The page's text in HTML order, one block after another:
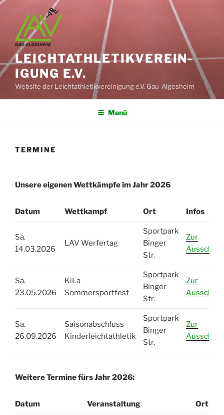
Zum
springen
LEICHT­ATHLETIK­VEREIN­
IGUNG E.V.
Website der Leichtathletikvereinigung e.V. Gau-Algesheim
Menü
TERMINE
Unsere eigenen Wettkämpfe im Jahr 2026
Datum Wettkampf Ort Infos
Sa.
14.03.2026
LAV Werfertag
Sportpark
Binger
Str.
Zur
Sa.
23.05.2026
KiLa
Sommersportfest
Sportpark
Binger
Str.
Zur
Sa.
26.09.2026
Saisonabschluss
Kinderleichtathletik
Sportpark
Binger
Str.
Zur
Weitere Termine fürs Jahr 2026:
Datum Veranstaltung Ort